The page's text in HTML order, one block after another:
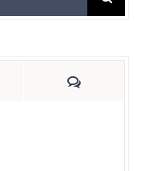
Comments